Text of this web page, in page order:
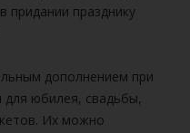
празднику
дополнением при
юбилея, свадьбы,
Их можно